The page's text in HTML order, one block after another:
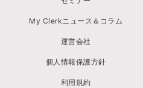
My Clerkニュース＆コラム
運営会社
個人情報保護方針
利用規約